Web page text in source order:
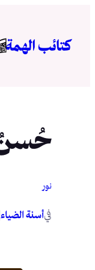
المحتوىكتائب الهمة
حُسنُ
نور
فيأسنة الضياء